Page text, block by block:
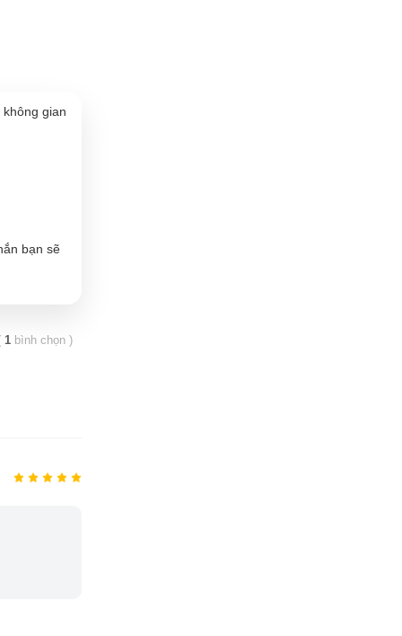
gian
bạn sẽ
1 bình chọn)